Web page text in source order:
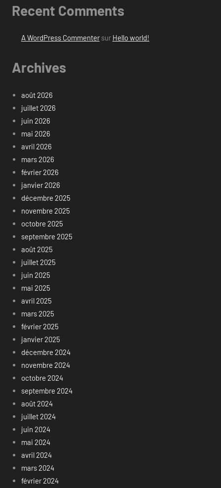
Recent Comments
A WordPress Commentersur Hello world!
Archives
août 2026
juillet 2026
juin 2026
mai 2026
avril 2026
mars 2026
février 2026
janvier 2026
décembre 2025
novembre 2025
octobre 2025
septembre 2025
août 2025
juillet 2025
juin 2025
mai 2025
avril 2025
mars 2025
février 2025
janvier 2025
décembre 2024
novembre 2024
octobre 2024
septembre 2024
août 2024
juillet 2024
juin 2024
mai 2024
avril 2024
mars 2024
février 2024